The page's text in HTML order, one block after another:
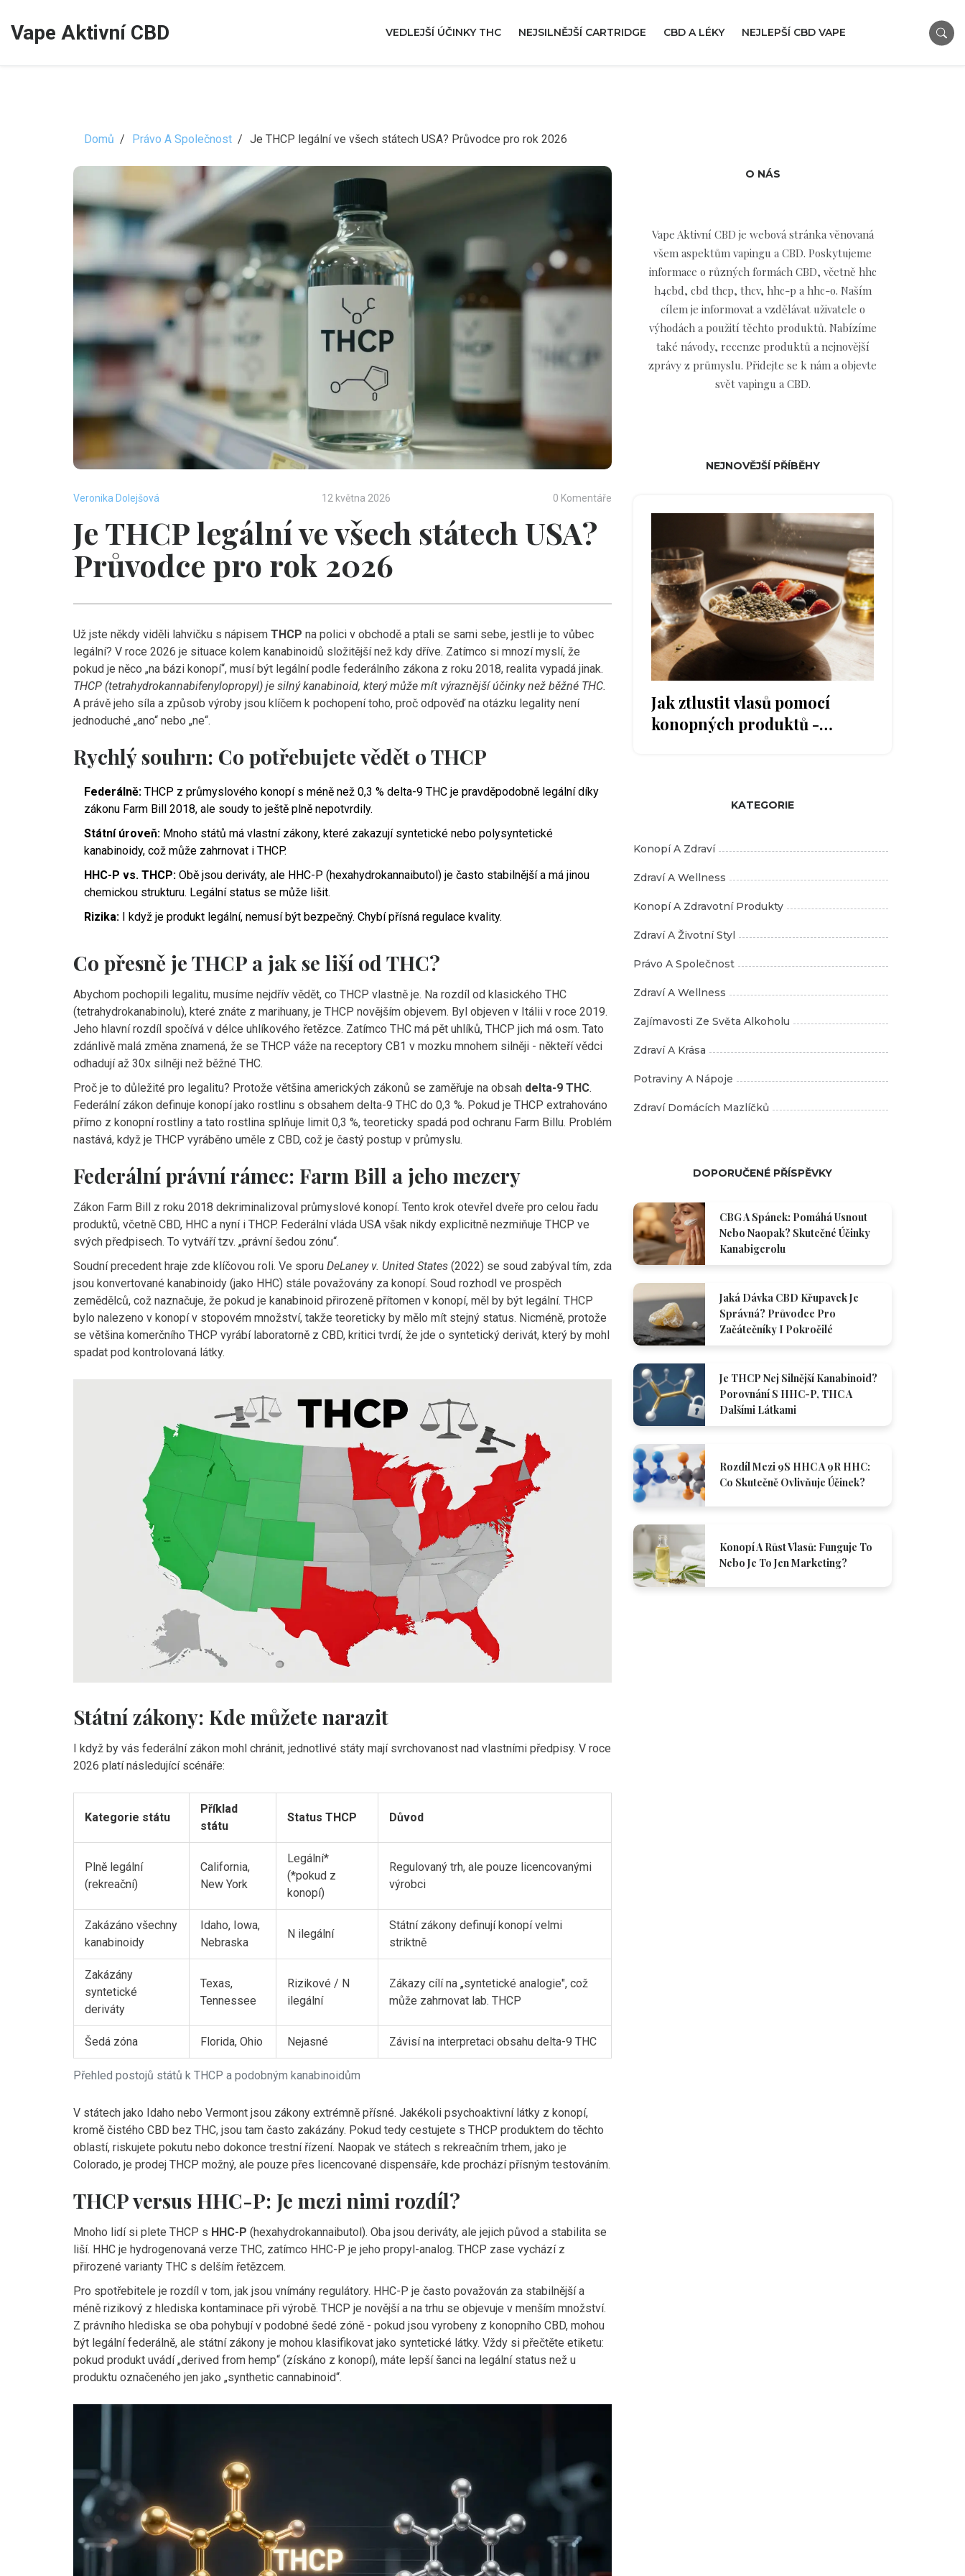
Vape Aktivní CBD VEDLEJŠÍ ÚČINKY THC NEJSILNĚJŠÍ CARTRIDGE CBD A LÉKY NEJLEPŠÍ CBD VAPE
Domů Právo A Společnost Je THCP legální ve všech státech USA? Průvodce pro rok 2026
Veronika Dolejšová 12 května 2026 0 Komentáře
Je THCP legální ve všech státech USA?
Průvodce pro rok 2026
Už jste někdy viděli lahvičku s nápisem THCP na polici v obchodě a ptali se sami sebe, jestli je to vůbec
legální? V roce 2026 je situace kolem kanabinoidů složitější než kdy dříve. Zatímco si mnozí myslí, že
pokud je něco „na bázi konopí“, musí být legální podle federálního zákona z roku 2018, realita vypadá jinak.
THCP (tetrahydrokannabifenylopropyl) je silný kanabinoid, který může mít výraznější účinky než běžné THC.
A právě jeho síla a způsob výroby jsou klíčem k pochopení toho, proč odpověď na otázku legality není
jednoduché „ano“ nebo „ne“.
Rychlý souhrn: Co potřebujete vědět o THCP
Federálně: THCP z průmyslového konopí s méně než 0,3 % delta-9 THC je pravděpodobně legální díky
zákonu Farm Bill 2018, ale soudy to ještě plně nepotvrdily.
Státní úroveň: Mnoho států má vlastní zákony, které zakazují syntetické nebo polysyntetické
kanabinoidy, což může zahrnovat i THCP.
HHC-P vs. THCP: Obě jsou deriváty, ale HHC-P (hexahydrokannaibutol) je často stabilnější a má jinou
chemickou strukturu. Legální status se může lišit.
Rizika: I když je produkt legální, nemusí být bezpečný. Chybí přísná regulace kvality.
Co přesně je THCP a jak se liší od THC?
Abychom pochopili legalitu, musíme nejdřív vědět, co THCP vlastně je. Na rozdíl od klasického THC
(tetrahydrokanabinolu), které znáte z marihuany, je THCP novějším objevem. Byl objeven v Itálii v roce 2019.
Jeho hlavní rozdíl spočívá v délce uhlíkového řetězce. Zatímco THC má pět uhlíků, THCP jich má osm. Tato
zdánlivě malá změna znamená, že se THCP váže na receptory CB1 v mozku mnohem silněji - někteří vědci
odhadují až 30x silněji než běžné THC.
Proč je to důležité pro legalitu? Protože většina amerických zákonů se zaměřuje na obsah delta-9 THC.
Federální zákon definuje konopí jako rostlinu s obsahem delta-9 THC do 0,3 %. Pokud je THCP extrahováno
přímo z konopní rostliny a tato rostlina splňuje limit 0,3 %, teoreticky spadá pod ochranu Farm Billu. Problém
nastává, když je THCP vyráběno uměle z CBD, což je častý postup v průmyslu.
Federální právní rámec: Farm Bill a jeho mezery
Zákon Farm Bill z roku 2018 dekriminalizoval průmyslové konopí. Tento krok otevřel dveře pro celou řadu
produktů, včetně CBD, HHC a nyní i THCP. Federální vláda USA však nikdy explicitně nezmiňuje THCP ve
svých předpisech. To vytváří tzv. „právní šedou zónu“.
Soudní precedent hraje zde klíčovou roli. Ve sporu DeLaney v. United States (2022) se soud zabýval tím, zda
jsou konvertované kanabinoidy (jako HHC) stále považovány za konopí. Soud rozhodl ve prospěch
zemědělců, což naznačuje, že pokud je kanabinoid přirozeně přítomen v konopí, měl by být legální. THCP
bylo nalezeno v konopí v stopovém množství, takže teoreticky by mělo mít stejný status. Nicméně, protože
se většina komerčního THCP vyrábí laboratorně z CBD, kritici tvrdí, že jde o syntetický derivát, který by mohl
spadat pod kontrolovaná látky.
Státní zákony: Kde můžete narazit
I když by vás federální zákon mohl chránit, jednotlivé státy mají svrchovanost nad vlastními předpisy. V roce
2026 platí následující scénáře:
Přehled postojů států k THCP a podobným kanabinoidům
Kategorie státu
Příklad
státu
Status THCP Důvod
Plně legální
(rekreační)
California,
New York
Legální*
(*pokud z
konopí)
Regulovaný trh, ale pouze licencovanými
výrobci
Zakázáno všechny
kanabinoidy
Idaho, Iowa,
Nebraska
N ilegální
Státní zákony definují konopí velmi
striktně
Zakázány
syntetické
deriváty
Texas,
Tennessee
Rizikové / N
ilegální
Zákazy cílí na „syntetické analogie", což
může zahrnovat lab. THCP
Šedá zóna Florida, Ohio Nejasné Závisí na interpretaci obsahu delta-9 THC
V státech jako Idaho nebo Vermont jsou zákony extrémně přísné. Jakékoli psychoaktivní látky z konopí,
kromě čistého CBD bez THC, jsou tam často zakázány. Pokud tedy cestujete s THCP produktem do těchto
oblastí, riskujete pokutu nebo dokonce trestní řízení. Naopak ve státech s rekreačním trhem, jako je
Colorado, je prodej THCP možný, ale pouze přes licencované dispensáře, kde prochází přísným testováním.
THCP versus HHC-P: Je mezi nimi rozdíl?
Mnoho lidí si plete THCP s HHC-P (hexahydrokannaibutol). Oba jsou deriváty, ale jejich původ a stabilita se
liší. HHC je hydrogenovaná verze THC, zatímco HHC-P je jeho propyl-analog. THCP zase vychází z
přirozené varianty THC s delším řetězcem.
Pro spotřebitele je rozdíl v tom, jak jsou vnímány regulátory. HHC-P je často považován za stabilnější a
méně rizikový z hlediska kontaminace při výrobě. THCP je novější a na trhu se objevuje v menším množství.
Z právního hlediska se oba pohybují v podobné šedé zóně - pokud jsou vyrobeny z konopního CBD, mohou
být legální federálně, ale státní zákony je mohou klasifikovat jako syntetické látky. Vždy si přečtěte etiketu:
pokud produkt uvádí „derived from hemp“ (získáno z konopí), máte lepší šanci na legální status než u
produktu označeného jen jako „synthetic cannabinoid“.
O NÁS
Vape Aktivní CBD je webová stránka věnovaná
všem aspektům vapingu a CBD. Poskytujeme
informace o různých formách CBD, včetně hhc
h4cbd, cbd thcp, thcv, hhc-p a hhc-o. Naším
cílem je informovat a vzdělávat uživatele o
výhodách a použití těchto produktů. Nabízíme
také návody, recenze produktů a nejnovější
zprávy z průmyslu. Přidejte se k nám a objevte
svět vapingu a CBD.
NEJNOVĚJŠÍ PŘÍBĚHY
Jak ztlustit vlasů pomocí
konopných produktů -
KATEGORIE
Konopí A Zdraví
Zdraví A Wellness
Konopí A Zdravotní Produkty
Zdraví A Životní Styl
Právo A Společnost
Zdraví A Wellness
Zajímavosti Ze Světa Alkoholu
Zdraví A Krása
Potraviny A Nápoje
Zdraví Domácích Mazlíčků
DOPORUČENÉ PŘÍSPĚVKY
CBG A Spánek: Pomáhá Usnout
Nebo Naopak? Skutečné Účinky
Kanabigerolu
Jaká Dávka CBD Křupavek Je
Správná? Průvodce Pro
Začátečníky I Pokročilé
Je THCP Nej Silnější Kanabinoid?
Porovnání S HHC-P, THC A
Dalšími Látkami
Rozdíl Mezi 9S HHC A 9R HHC:
Co Skutečně Ovlivňuje Účinek?
Konopí A Růst Vlasů: Funguje To
Nebo Je To Jen Marketing?